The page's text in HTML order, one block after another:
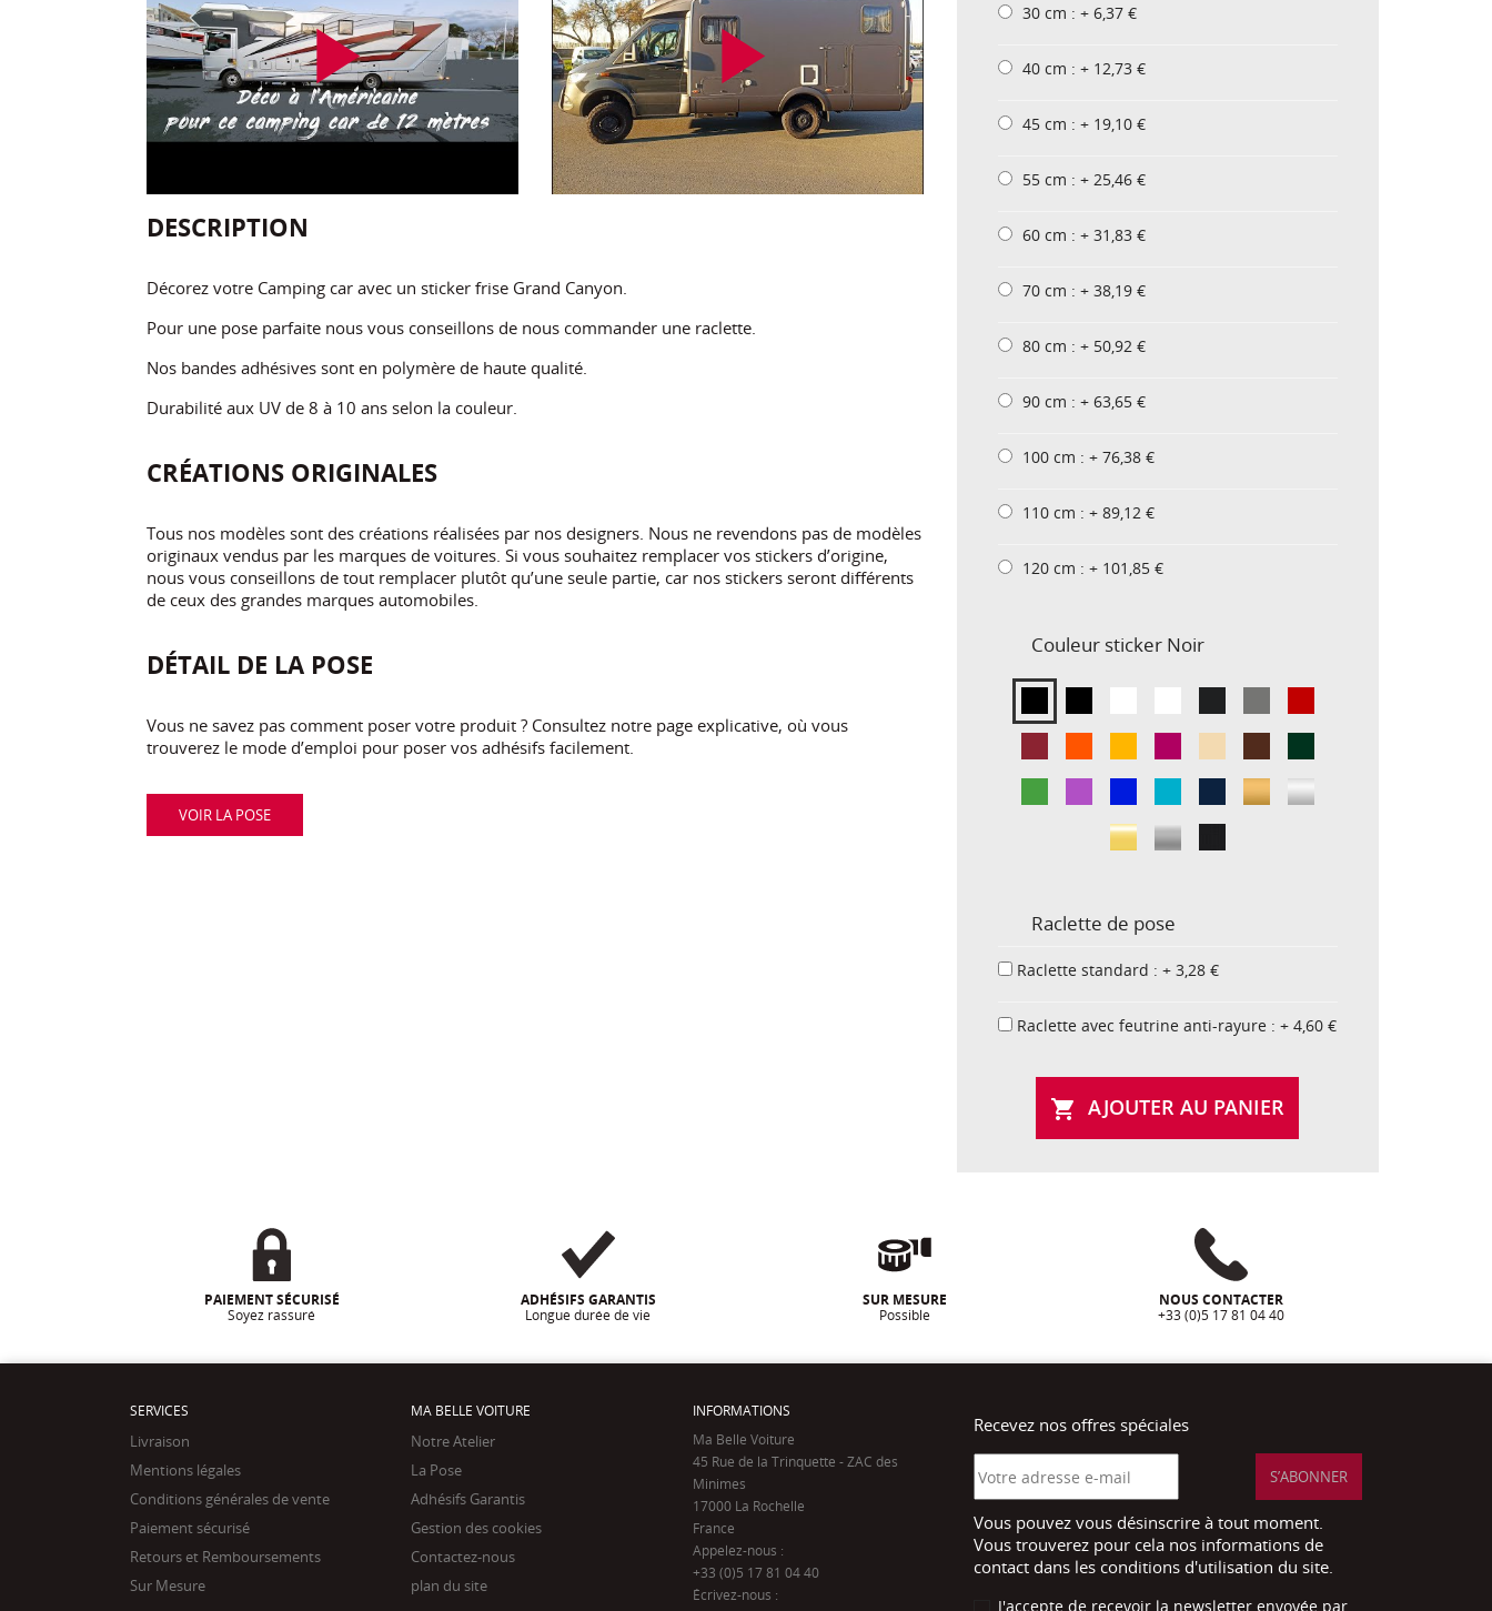
play_arrow play_arrow
DESCRIPTION
Décorez votre Camping car avec un sticker frise Grand Canyon.
Pour une pose parfaite nous vous conseillons de nous commander une raclette.
Nos bandes adhésives sont en polymère de haute qualité.
Durabilité aux UV de 8 à 10 ans selon la couleur.
CRÉATIONS ORIGINALES
Tous nos modèles sont des créations réalisées par nos designers. Nous ne revendons pas de modèles
originaux vendus par les marques de voitures. Si vous souhaitez remplacer vos stickers d’origine,
nous vous conseillons de tout remplacer plutôt qu’une seule partie, car nos stickers seront différents
de ceux des grandes marques automobiles.
DÉTAIL DE LA POSE
Vous ne savez pas comment poser votre produit ? Consultez notre page explicative, où vous
trouverez le mode d’emploi pour poser vos adhésifs facilement.
VOIR LA POSE
30 cm : + 6,37 €
40 cm : + 12,73 €
45 cm : + 19,10 €
55 cm : + 25,46 €
60 cm : + 31,83 €
70 cm : + 38,19 €
80 cm : + 50,92 €
90 cm : + 63,65 €
100 cm : + 76,38 €
110 cm : + 89,12 €
120 cm : + 101,85 €
Couleur sticker Noir
Raclette de pose
Raclette standard : + 3,28 €
Raclette avec feutrine anti-rayure : + 4,60 €
 AJOUTER AU PANIER
PAIEMENT SÉCURISÉ
Soyez rassuré
ADHÉSIFS GARANTIS
Longue durée de vie
SUR MESURE
Possible
NOUS CONTACTER
+33 (0)5 17 81 04 40
SERVICES
Livraison
Mentions légales
Conditions générales de vente
Paiement sécurisé
Retours et Remboursements
Sur Mesure
MA BELLE VOITURE
Notre Atelier
La Pose
Adhésifs Garantis
Gestion des cookies
Contactez-nous
plan du site
INFORMATIONS
Ma Belle Voiture
45 Rue de la Trinquette - ZAC des
Minimes
17000 La Rochelle
France
Appelez-nous :
+33 (0)5 17 81 04 40
Écrivez-nous :
Recevez nos offres spéciales
Vous pouvez vous désinscrire à tout moment.
Vous trouverez pour cela nos informations de
contact dans les conditions d'utilisation du site.
J'accepte de recevoir la newsletter envoyée par